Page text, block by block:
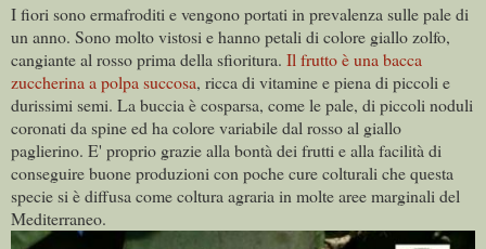
I fiori sono ermafroditi e vengono portati in prevalenza sulle pale di
un anno. Sono molto vistosi e hanno petali di colore giallo zolfo,
cangiante al rosso prima della sfioritura. Il frutto è una bacca
zuccherina a polpa succosa, ricca di vitamine e piena di piccoli e
durissimi semi. La buccia è cosparsa, come le pale, di piccoli noduli
coronati da spine ed ha colore variabile dal rosso al giallo
paglierino. E' proprio grazie alla bontà dei frutti e alla facilità di
conseguire buone produzioni con poche cure colturali che questa
specie si è diffusa come coltura agraria in molte aree marginali del
Mediterraneo.